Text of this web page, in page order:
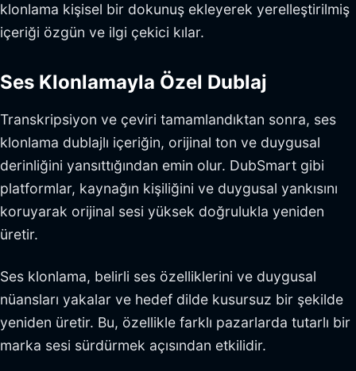
klonlama kişisel bir dokunuş ekleyerek yerelleştirilmiş
içeriği özgün ve ilgi çekici kılar.
Ses Klonlamayla Özel Dublaj
Transkripsiyon ve çeviri tamamlandıktan sonra, ses
klonlama dublajlı içeriğin, orijinal ton ve duygusal
derinliğini yansıttığından emin olur. DubSmart gibi
platformlar, kaynağın kişiliğini ve duygusal yankısını
koruyarak orijinal sesi yüksek doğrulukla yeniden
üretir.
Ses klonlama, belirli ses özelliklerini ve duygusal
nüansları yakalar ve hedef dilde kusursuz bir şekilde
yeniden üretir. Bu, özellikle farklı pazarlarda tutarlı bir
marka sesi sürdürmek açısından etkilidir.